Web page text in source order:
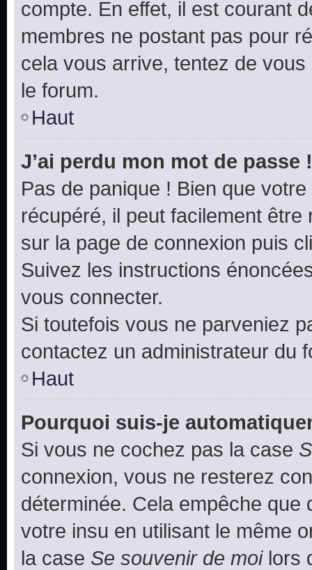
compte. En effet, il est courant
membres ne postant pas pour
cela vous arrive, tentez de
le forum.
Haut
J’ai perdu mon mot de passe !
Pas de panique ! Bien que
récupéré, il peut facilement
sur la page de connexion puis
Suivez les instructions
vous connecter.
Si toutefois vous ne parveniez
contactez un administrateur du
Haut
Pourquoi suis-je
Si vous ne cochez pas la case
connexion, vous ne resterez
déterminée. Cela empêche que
votre insu en utilisant le même
la case Se souvenir de moilors